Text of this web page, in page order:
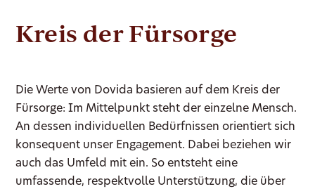
Kreis der Fürsorge
Die Werte von Dovida basieren auf dem Kreis der
Fürsorge: Im Mittelpunkt steht der einzelne Mensch.
An dessen individuellen Bedürfnissen orientiert sich
konsequent unser Engagement. Dabei beziehen wir
auch das Umfeld mit ein. So entsteht eine
umfassende, respektvolle Unterstützung, die über